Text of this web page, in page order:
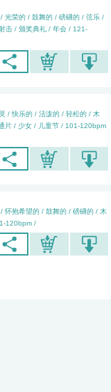
光荣的 / 鼓舞的 / 磅礴的 / 弦乐 /
击 / 颁奖典礼 / 年会 / 121-
/ 快乐的 / 活泼的 / 轻松的 / 木
片 / 少女 / 儿童节 / 101-120bpm
怀抱希望的 / 鼓舞的 / 磅礴的 / 木
120bpm /